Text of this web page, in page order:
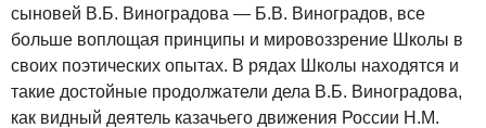
сыновей В.Б. Виноградова — Б.В. Виноградов, все
больше воплощая принципы и мировоззрение Школы в
своих поэтических опытах. В рядах Школы находятся и
такие достойные продолжатели дела В.Б. Виноградова,
как видный деятель казачьего движения России Н.М.